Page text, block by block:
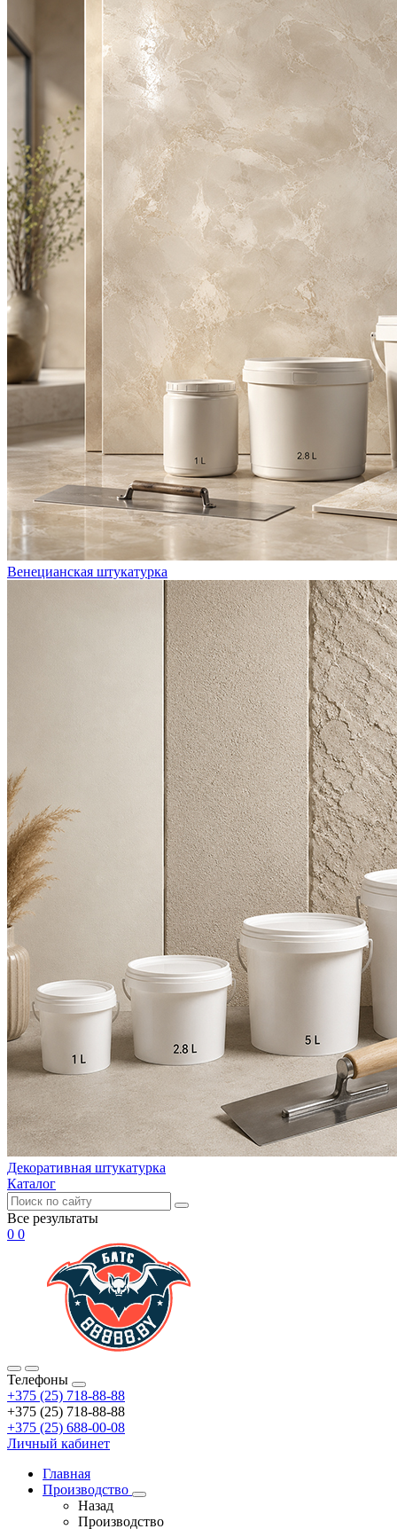
Венецианская штукатурка
Декоративная штукатурка
Каталог
Все результаты
0 0
Телефоны
+375 (25) 718-88-88
+375 (25) 718-88-88
+375 (25) 688-00-08
Личный кабинет
Главная
Производство
Назад
Производство